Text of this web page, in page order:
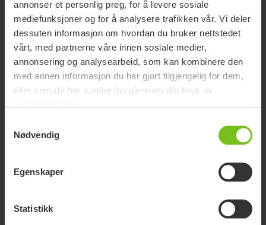
annonser et personlig preg, for å levere sosiale
mediefunksjoner og for å analysere trafikken vår. Vi deler
dessuten informasjon om hvordan du bruker nettstedet
vårt, med partnerne våre innen sosiale medier,
annonsering og analysearbeid, som kan kombinere den
med annen informasjon du har gjort tilgjengelig for dem,
eller som de har samlet inn gjennom din bruk av
Nødvendig
Egenskaper
Statistikk